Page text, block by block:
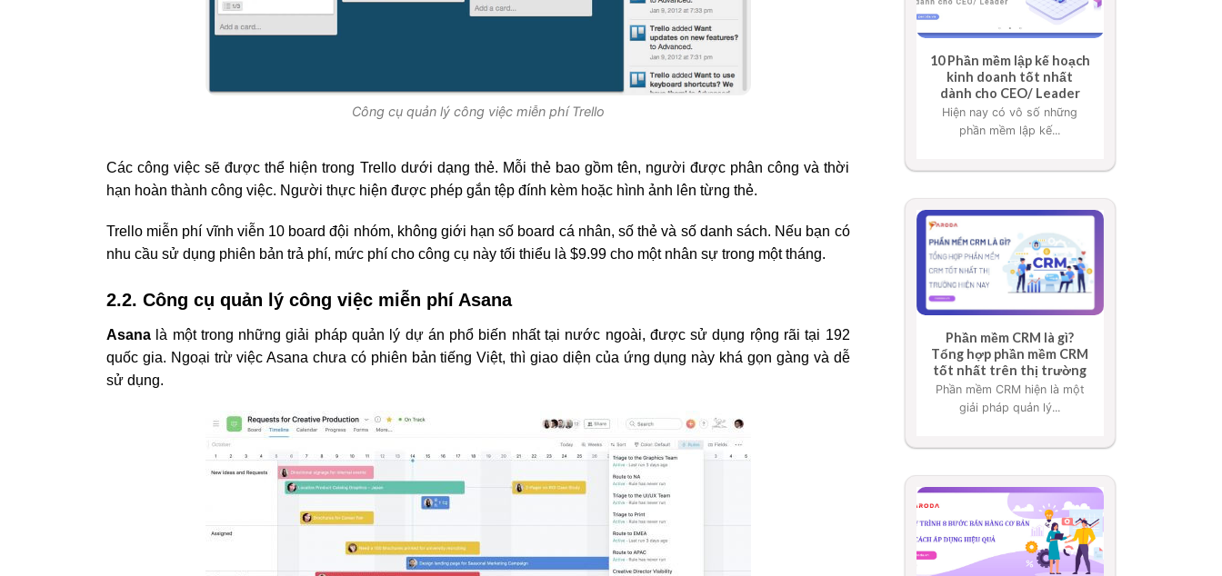
Công cụ quản lý công việc miễn phí Trello
Các công việc sẽ được thể hiện trong Trello dưới dạng thẻ. Mỗi thẻ bao gồm tên, người được phân công và thời
hạn hoàn thành công việc. Người thực hiện được phép gắn tệp đính kèm hoặc hình ảnh lên từng thẻ.
Trello miễn phí vĩnh viễn 10 board đội nhóm, không giới hạn số board cá nhân, số thẻ và số danh sách. Nếu bạn có
nhu cầu sử dụng phiên bản trả phí, mức phí cho công cụ này tối thiểu là $9.99 cho một nhân sự trong một tháng.
2.2. Công cụ quản lý công việc miễn phí Asana
Asana là một trong những giải pháp quản lý dự án phổ biến nhất tại nước ngoài, được sử dụng rộng rãi tại 192
quốc gia. Ngoại trừ việc Asana chưa có phiên bản tiếng Việt, thì giao diện của ứng dụng này khá gọn gàng và dễ
sử dụng.
10 Phần mềm lập kế hoạch
kinh doanh tốt nhất
dành cho CEO/ Leader
Hiện nay có vô số những
phần mềm lập kế...
Phần mềm CRM là gì?
Tổng hợp phần mềm CRM
tốt nhất trên thị trường
Phần mềm CRM hiện là một
giải pháp quản lý...